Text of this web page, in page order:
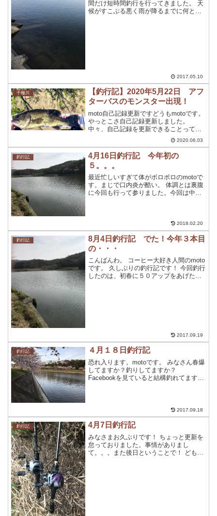
間だけ短時間釣行を行ってきました。 天
候がすこぶる悪く雨が降るまでに何とか
2017.05.10
千種川
【釣行記】2020年5月22日 アフ
ターバスのモンスター出現！
moto自己記録更新ですどうもmotoです。
やっとこさ自己記録更新しました。
中々、自己記録を更新できることって琵
琶湖行ったりとか、池原ダムに行ったり
とかしない限り無理かなと思っていまし
たがこんな身近なところで自己記録更新
するとは思っていませ...
2020.06.03
釣行記
4月16日釣行記 今年初の
５。。。
最近忙しいすぎて体がボロボロのmotoで
す。まじで口内炎が酷い。 体調とは裏腹
に今回も行って参りました。今回は中規
2018.02.20
釣行記
8月4日釣行記 でた！今年３本目
の・・・
こんばんわ。 コーヒー大好き人間のmoto
です。 久しぶりの釣行記です！ 今回釣行
したのは、初春に５０アップをあげた中
2017.09.19
釣行記 ４月１８日釣行記
恐れ入ります。motoです。 みなさん春爆
してますか？釣りしてますか？
Facebookを見ていると結構釣れてます
2017.09.18
釣行記 4月7日釣行記
みなさまお久ぶりです！ ちょっと更新を
怠っておりました。事情がありまし
て。。。また後日ということで！ ども